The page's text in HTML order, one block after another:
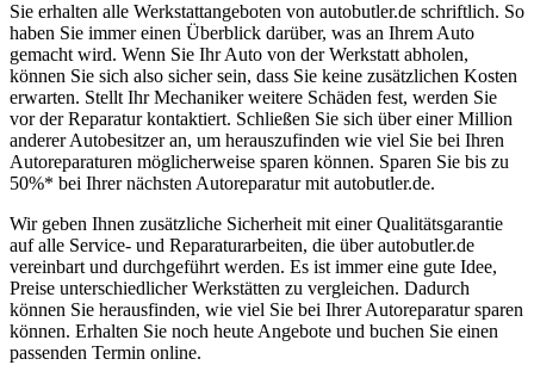
Sie erhalten alle Werkstattangeboten von autobutler.de schriftlich. So
haben Sie immer einen Überblick darüber, was an Ihrem Auto
gemacht wird. Wenn Sie Ihr Auto von der Werkstatt abholen,
können Sie sich also sicher sein, dass Sie keine zusätzlichen Kosten
erwarten. Stellt Ihr Mechaniker weitere Schäden fest, werden Sie
vor der Reparatur kontaktiert. Schließen Sie sich über einer Million
anderer Autobesitzer an, um herauszufinden wie viel Sie bei Ihren
Autoreparaturen möglicherweise sparen können. Sparen Sie bis zu
50%* bei Ihrer nächsten Autoreparatur mit autobutler.de.
Wir geben Ihnen zusätzliche Sicherheit mit einer Qualitätsgarantie
auf alle Service- und Reparaturarbeiten, die über autobutler.de
vereinbart und durchgeführt werden. Es ist immer eine gute Idee,
Preise unterschiedlicher Werkstätten zu vergleichen. Dadurch
können Sie herausfinden, wie viel Sie bei Ihrer Autoreparatur sparen
können. Erhalten Sie noch heute Angebote und buchen Sie einen
passenden Termin online.